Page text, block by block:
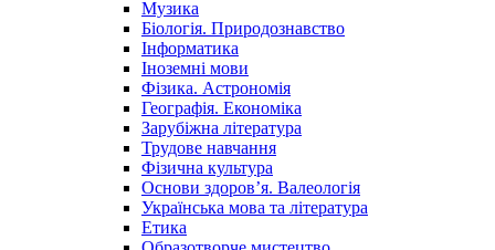
Музика
Біологія. Природознавство
Інформатика
Іноземні мови
Фізика. Астрономія
Географія. Економіка
Зарубіжна література
Трудове навчання
Фізична культура
Основи здоров’я. Валеологія
Українська мова та література
Етика